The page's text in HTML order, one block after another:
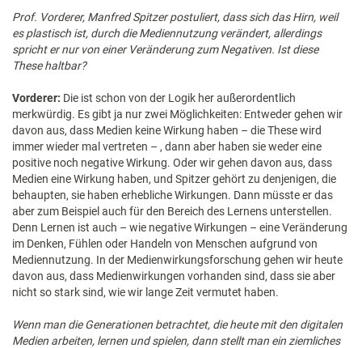
Prof. Vorderer, Manfred Spitzer postuliert, dass sich das Hirn, weil
es plastisch ist, durch die Mediennutzung verändert, allerdings
spricht er nur von einer Veränderung zum Negativen. Ist diese
These haltbar?
Vorderer: Die ist schon von der Logik her außerordentlich
merkwürdig. Es gibt ja nur zwei Möglichkeiten: Entweder gehen wir
davon aus, dass Medien keine Wirkung haben – die These wird
immer wieder mal vertreten – , dann aber haben sie weder eine
positive noch negative Wirkung. Oder wir gehen davon aus, dass
Medien eine Wirkung haben, und Spitzer gehört zu denjenigen, die
behaupten, sie haben erhebliche Wirkungen. Dann müsste er das
aber zum Beispiel auch für den Bereich des Lernens unterstellen.
Denn Lernen ist auch – wie negative Wirkungen – eine Veränderung
im Denken, Fühlen oder Handeln von Menschen aufgrund von
Mediennutzung. In der Medienwirkungsforschung gehen wir heute
davon aus, dass Medienwirkungen vorhanden sind, dass sie aber
nicht so stark sind, wie wir lange Zeit vermutet haben.
Wenn man die Generationen betrachtet, die heute mit den digitalen
Medien arbeiten, lernen und spielen, dann stellt man ein ziemliches